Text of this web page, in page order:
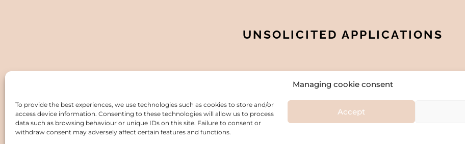
Managing cookie consent
To provide the best experiences, we use technologies such as cookies to store and/or
access device information. Consenting to these technologies will allow us to process
data such as browsing behaviour or unique IDs on this site. Failure to consent or
withdraw consent may adversely affect certain features and functions.
Accept
UNSOLICITED APPLICATIONS
CONTACT